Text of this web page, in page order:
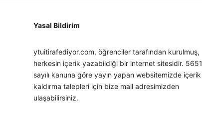
Yasal Bildirim
ytuitirafediyor.com, öğrenciler tarafından kurulmuş,
herkesin içerik yazabildiği bir internet sitesidir. 5651
sayılı kanuna göre yayın yapan websitemizde içerik
kaldırma talepleri için bize mail adresimizden
ulaşabilirsiniz.